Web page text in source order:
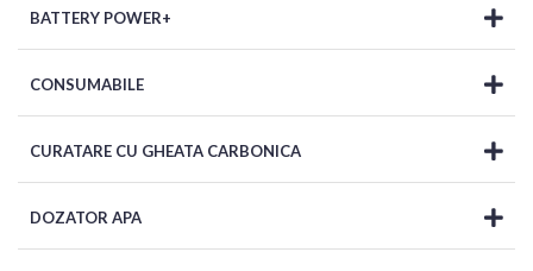
BATTERY POWER+
CONSUMABILE
CURATARE CU GHEATA CARBONICA
DOZATOR APA